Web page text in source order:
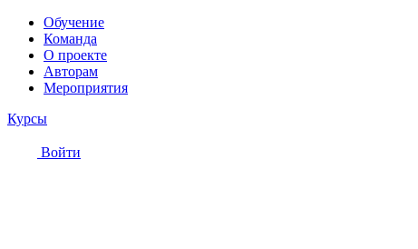
Обучение
Команда
О проекте
Авторам
Мероприятия
Курсы
Войти